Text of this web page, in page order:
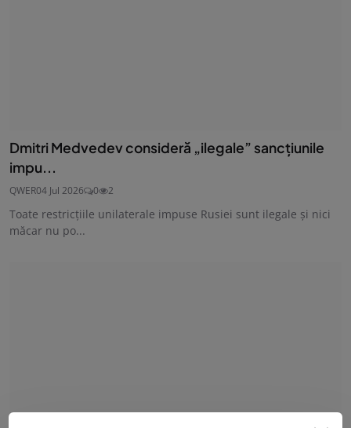
Dmitri Medvedev consideră „ilegale” sancțiunile
impu...
QWER04 Jul 2026 0 2
Toate restricţiile unilaterale impuse Rusiei sunt ilegale şi nici
măcar nu po...